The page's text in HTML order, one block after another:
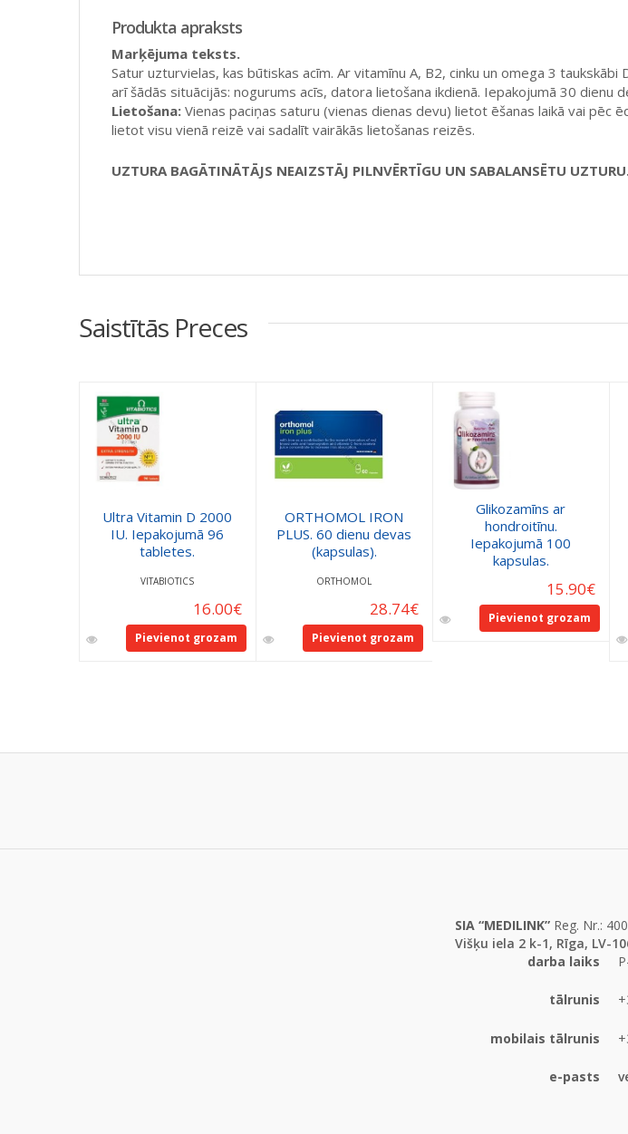
Produkta apraksts
Marķējuma teksts.
Satur uzturvielas, kas būtiskas acīm. Ar vitamīnu A, B2, cinku un omega 3
arī šādās situācijās: nogurums acīs, datora lietošana ikdienā. Iepakojumā 30 dienu
Lietošana: Vienas paciņas saturu (vienas dienas devu) lietot ēšanas laikā vai
lietot visu vienā reizē vai sadalīt vairākās lietošanas reizēs.
UZTURA BAGĀTINĀTĀJS NEAIZSTĀJ PILNVĒRTĪGU UN SABALANSĒTU
Saistītās Preces
Ultra Vitamin D 2000
IU. Iepakojumā 96
tabletes.
VITABIOTICS
16.00€
Pievienot grozam
ORTHOMOL IRON
PLUS. 60 dienu devas
(kapsulas).
ORTHOMOL
28.74€
Pievienot grozam
Glikozamīns ar
hondroitīnu.
Iepakojumā 100
kapsulas.
15.90€
Pievienot grozam
SIA “MEDILINK” Reg. Nr.:
Višķu iela 2 k-1, Rīga, LV-
darba laiks
tālrunis
mobilais tālrunis
e-pasts